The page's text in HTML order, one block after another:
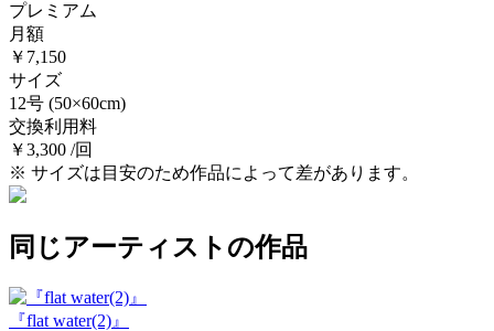
プレミアム
月額
￥7,150
サイズ
12号 (50×60cm)
交換利用料
￥3,300 /回
※ サイズは目安のため作品によって差があります。
同じアーティストの作品
『flat water(2)』